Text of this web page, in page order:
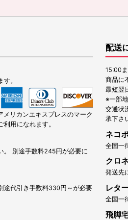
。
リカンエキスプレスのマーク
用になれます。
。 別途手数料245円が必要に
途代引き手数料330円～が必要
配送
15:00
商品に
最短翌
※一部
交通状
承下さ
ネコ
全国一
クロ
発送先
レタ
全国一
飛脚